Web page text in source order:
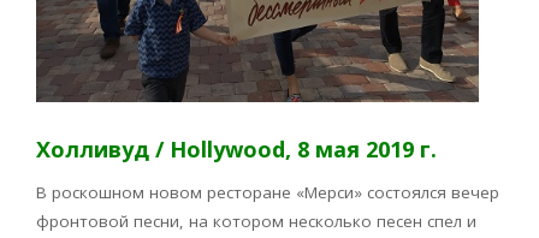
Холливуд / Hollywood, 8 мая 2019 г.
В роскошном новом ресторане «Мерси» состоялся вечер
фронтовой песни, на котором несколько песен спел и